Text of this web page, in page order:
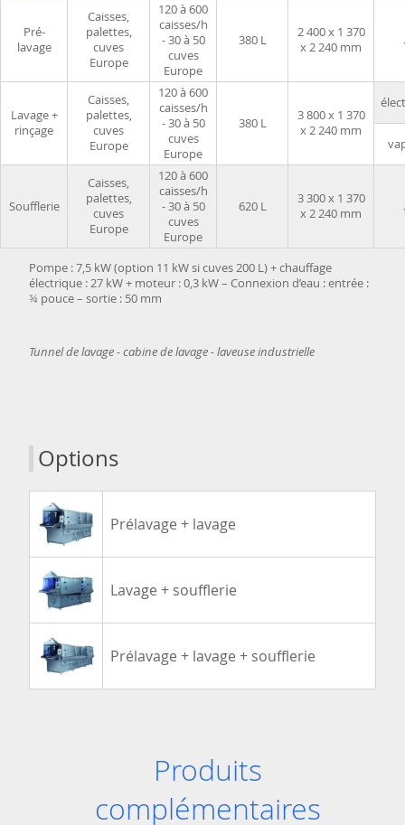
Pré-
lavage
Caisses,
palettes,
cuves
Europe
120 à 600
caisses/h
- 30 à 50
cuves
Europe
380 L
2 400 x 1 370
x 2 240 mm
Lavage +
rinçage
Caisses,
palettes,
cuves
Europe
120 à 600
caisses/h
- 30 à 50
cuves
Europe
380 L
3 800 x 1 370
x 2 240 mm
Soufflerie
Caisses,
palettes,
cuves
Europe
120 à 600
caisses/h
- 30 à 50
cuves
Europe
620 L
3 300 x 1 370
x 2 240 mm
Pompe : 7,5 kW (option 11 kW si cuves 200 L) + chauffage
électrique : 27 kW + moteur : 0,3 kW – Connexion d’eau : entrée :
¾ pouce – sortie : 50 mm
Tunnel de lavage - cabine de lavage - laveuse industrielle
Options
Prélavage + lavage
Lavage + soufflerie
Prélavage + lavage + soufflerie
Produits
complémentaires